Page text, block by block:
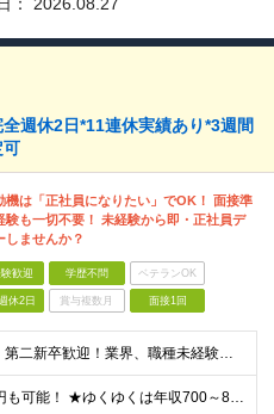
週休2日*11連休実績あり*3週間
可
機は「正社員になりたい」でOK！ 面接準
験も一切不要！ 未経験から即・正社員デ
しませんか？
歓迎 学歴不問 ベテランOK
休2日 賞与複数月 面接1回
＜学歴不問・第二新卒歓迎！業界、職種未経験歓迎！20代～30代活躍中＞ ★35歳以下の方（若年層の長期キャリア形成を図るため） ★フリーター・正社員未経験・社会人未経験OK ★転職回数が多い方もぜひ
★月収35万円も可能！ ★ゆくゆくは年収700～800万円も！ ★手当が多数あり ・残業手当（100％）★1分単位で支給 ・資格手当（最大月6万円） ・結婚/出産祝金（最大3万円） 【首都圏・北関東